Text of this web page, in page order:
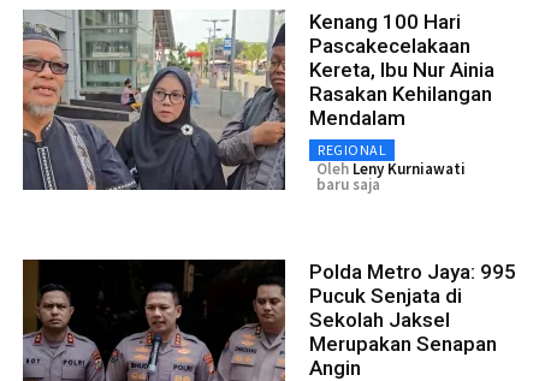
Kenang 100 Hari
Pascakecelakaan
Kereta, Ibu Nur Ainia
Rasakan Kehilangan
Mendalam
REGIONAL
Oleh Leny Kurniawati
baru saja
Polda Metro Jaya: 995
Pucuk Senjata di
Sekolah Jaksel
Merupakan Senapan
Angin